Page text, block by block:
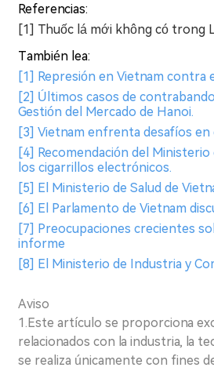
Referencias:
[1] Thuốc lá mới không có trong
También lea:
[1] Represión en Vietnam contra
[2] Últimos casos de
Gestión del Mercado de Hanoi.
[3] Vietnam enfrenta desafíos
[4] Recomendación del
los cigarrillos electrónicos.
[5] El Ministerio de Salud de
[6] El Parlamento de Vietnam
[7] Preocupaciones crecientes
informe
[8] El Ministerio de Industria y
Aviso
1.Este artículo se proporciona
relacionados con la industria, la
se realiza únicamente con fines